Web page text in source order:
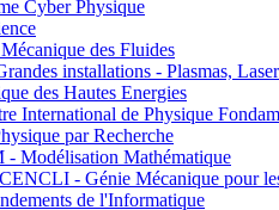
Cyber Physique
des Fluides
installations - Plasmas,
des Hautes Energies
International de Physique
par Recherche
Modélisation Mathématique
- Génie Mécanique pour
de l'Informatique